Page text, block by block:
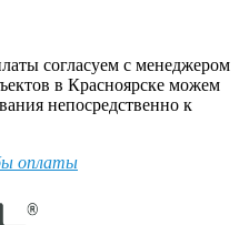
согласуем с менеджером
в Красноярске можем
непосредственно к
оплаты